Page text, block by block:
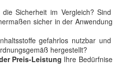
Sicherheit im Vergleich? Sind
sicher in der Anwendung
gefahrlos nutzbar und
hergestellt?
Preis-Leistung Ihre Bedürfnise